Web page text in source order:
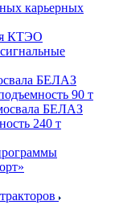
карьерных
КТЭО
БЕЛАЗ
90 т
БЕЛАЗ
240 т